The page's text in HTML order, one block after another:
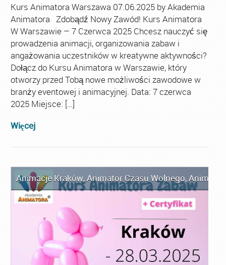
Kurs Animatora Warszawa 07.06.2025 by Akademia
Animatora Zdobądź Nowy Zawód! Kurs Animatora
W Warszawie – 7 Czerwca 2025 Chcesz nauczyć się
prowadzenia animacji, organizowania zabaw i
angażowania uczestników w kreatywne aktywności?
Dołącz do Kursu Animatora w Warszawie, który
otworzy przed Tobą nowe możliwości zawodowe w
branży eventowej i animacyjnej. Data: 7 czerwca
2025 Miejsce: […]
Więcej
Animacje Kraków,Animator Czasu Wolnego,